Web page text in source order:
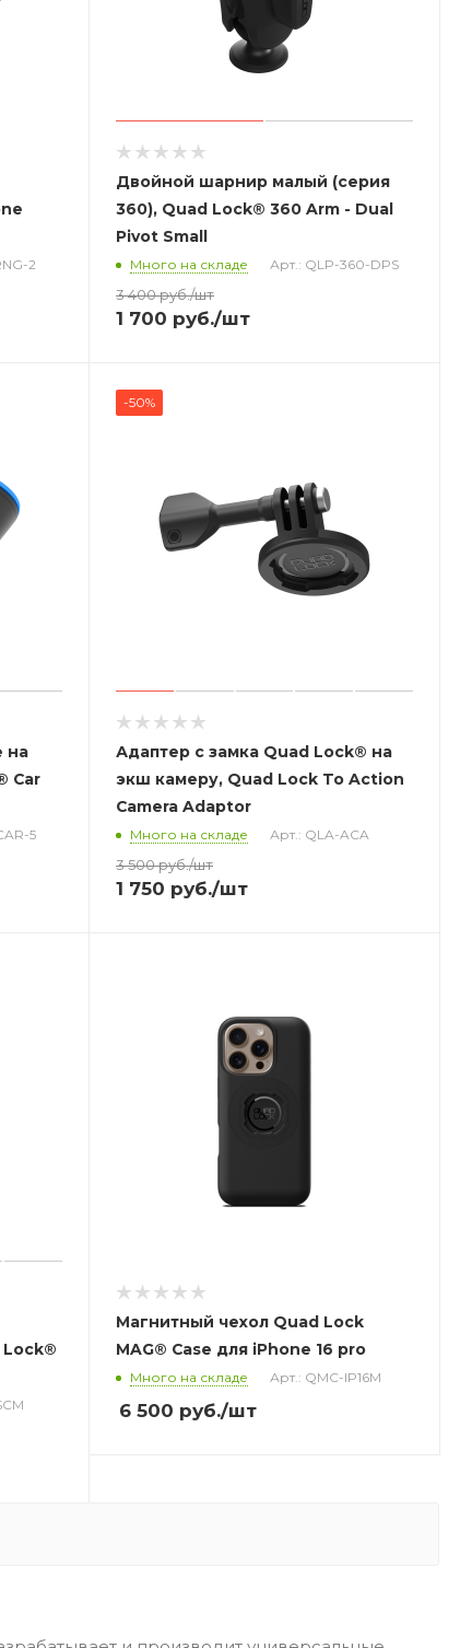
2
Двойной шарнир малый (серия
360), Quad Lock® 360 Arm - Dual
Pivot Small
Много на складе Арт.: QLP-360-DPS
3 400руб./шт
1 700 руб./шт
на
Car
5
-50%
Адаптер с замка Quad Lock® на
экш камеру, Quad Lock To Action
Camera Adaptor
Много на складе Арт.: QLA-ACA
3 500руб./шт
1 750 руб./шт
Lock®
Магнитный чехол Quad Lock
MAG® Case для iPhone 16 pro
Много на складе Арт.: QMC-IP16M
6 500 руб./шт